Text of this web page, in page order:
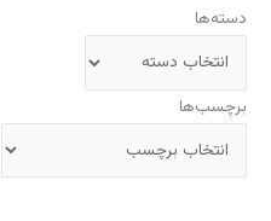
دسته‌ها
برچسب‌ها